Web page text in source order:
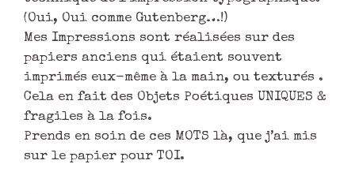
(Oui, Oui comme Gutenberg…!)
Mes Impressions sont réalisées sur des
papiers anciens qui étaient souvent
imprimés eux-même à la main, ou texturés .
Cela en fait des Objets Poétiques UNIQUES &
fragiles à la fois.
Prends en soin de ces MOTS là, que j’ai mis
sur le papier pour TOI.